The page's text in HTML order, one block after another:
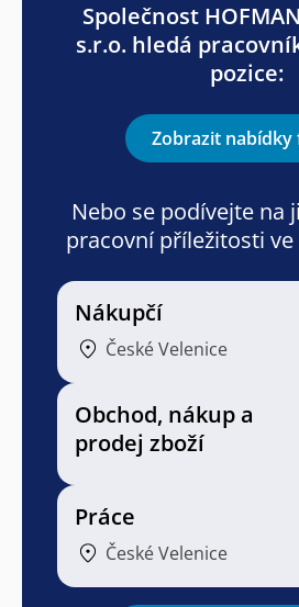
Společnost
s.r.o. hledá
pozice:
Zobrazit nabídky
Nebo se podívejte na
pracovní příležitosti
Nákupčí
České Velenice
Obchod, nákup a
prodej zboží
Práce
České Velenice